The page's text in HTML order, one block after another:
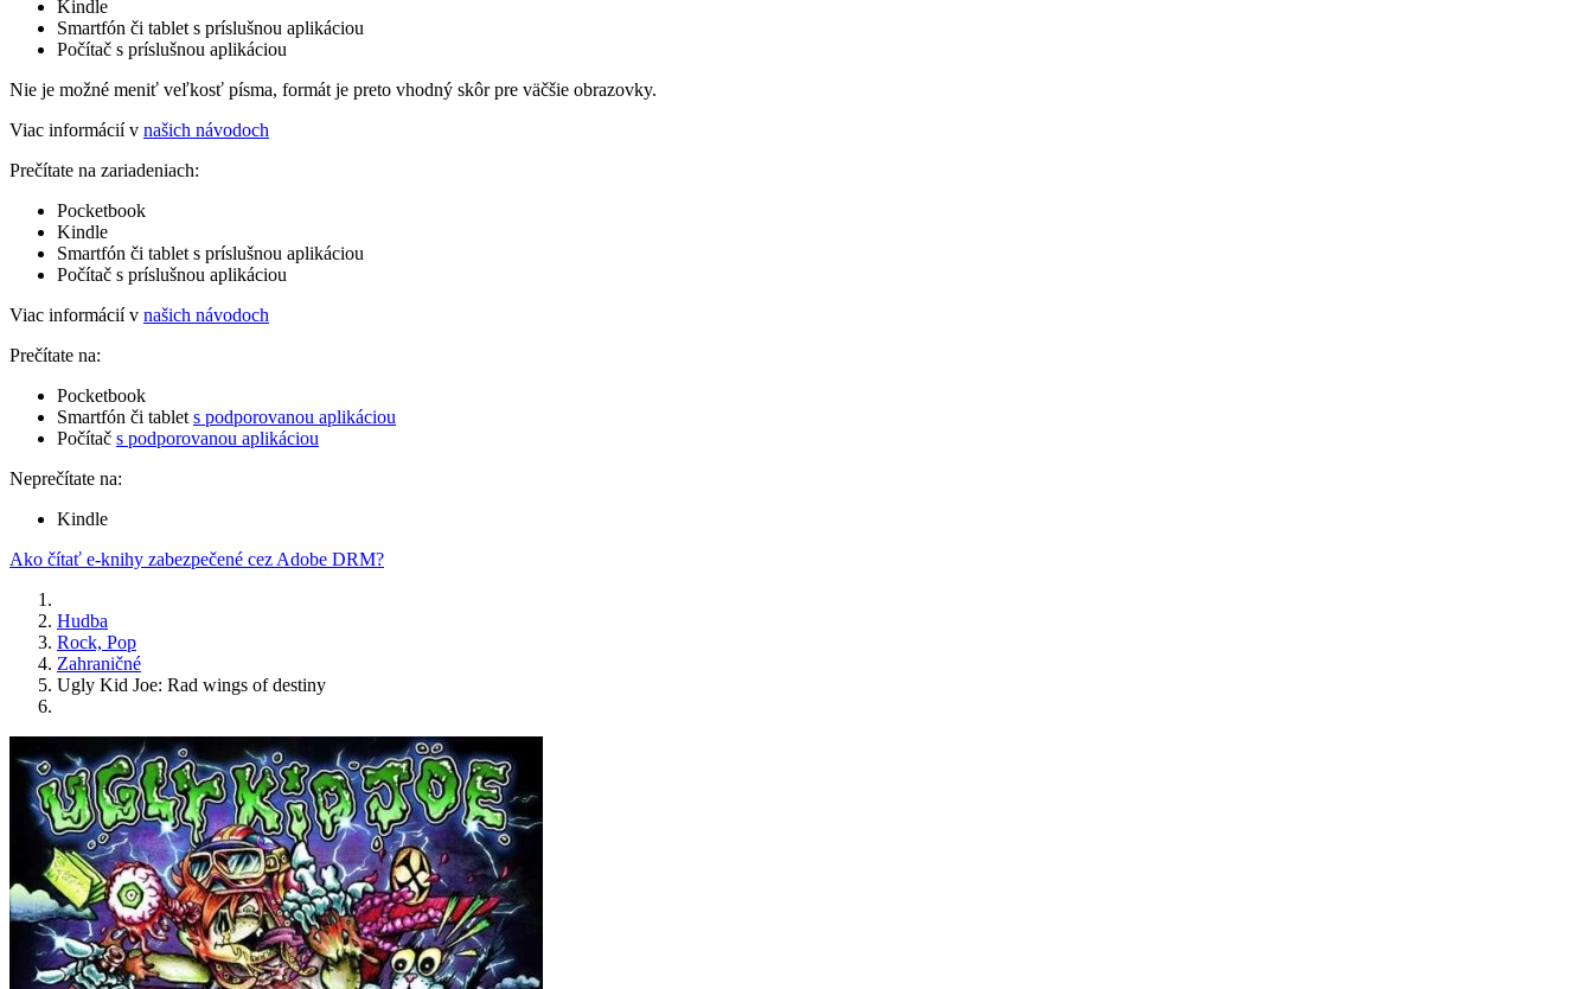
Kindle
Smartfón či tablet s príslušnou aplikáciou
Počítač s príslušnou aplikáciou
Nie je možné meniť veľkosť písma, formát je preto vhodný skôr pre väčšie obrazovky.
Viac informácií v našich návodoch
Prečítate na zariadeniach:
Pocketbook
Kindle
Smartfón či tablet s príslušnou aplikáciou
Počítač s príslušnou aplikáciou
Viac informácií v našich návodoch
Prečítate na:
Pocketbook
Smartfón či tablet s podporovanou aplikáciou
Počítač s podporovanou aplikáciou
Neprečítate na:
Kindle
Ako čítať e-knihy zabezpečené cez Adobe DRM?
Hudba
Rock, Pop
Zahraničné
Ugly Kid Joe: Rad wings of destiny